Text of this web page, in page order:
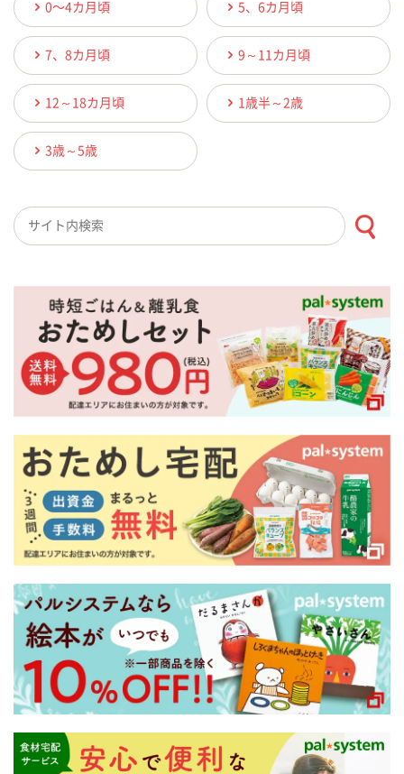
0〜4カ月頃 5、6カ月頃
7、8カ月頃 9～11カ月頃
12～18カ月頃 1歳半～2歳
3歳～5歳
検索キーワード入力